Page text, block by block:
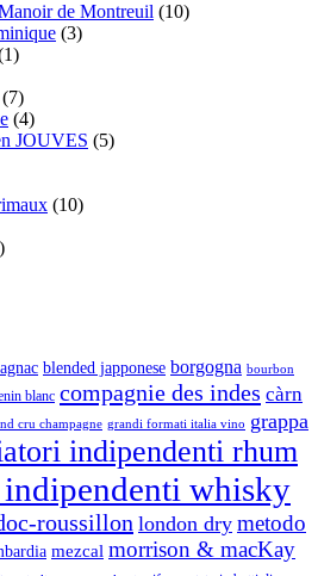
de Montreuil (10)
(3)
(7)
(4)
JOUVES (5)
(10)
blended japponese borgogna bourbon
blanc compagnie des indes càrn
cru champagne grandi formati italia vino grappa
indipendenti rhum
whisky
roussillon london dry metodo
mezcal morrison & macKay